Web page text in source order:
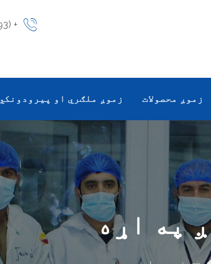
+ (93) 755 433 2322
زموږ محصولات زموږ ملګري او
په اړه